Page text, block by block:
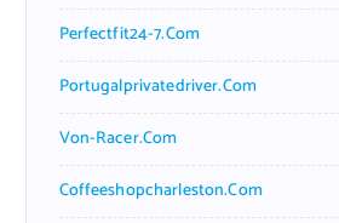
Perfectfit24-7.com
Portugalprivatedriver.com
Von-Racer.com
Coffeeshopcharleston.com